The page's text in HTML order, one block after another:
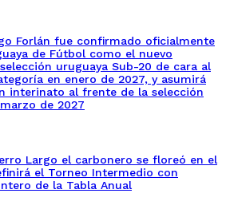
Forlán fue confirmado oficialmente
de Fútbol como el nuevo
uruguaya Sub-20 de cara al
en enero de 2027, y asumirá
interinato al frente de la selección
de 2027
Largo el carbonero se floreó en el
el Torneo Intermedio con
de la Tabla Anual